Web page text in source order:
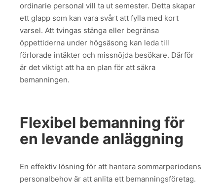
ordinarie personal vill ta ut semester. Detta skapar
ett glapp som kan vara svårt att fylla med kort
varsel. Att tvingas stänga eller begränsa
öppettiderna under högsäsong kan leda till
förlorade intäkter och missnöjda besökare. Därför
är det viktigt att ha en plan för att säkra
bemanningen.
Flexibel bemanning för
en levande anläggning
En effektiv lösning för att hantera sommarperiodens
personalbehov är att anlita ett bemanningsföretag.